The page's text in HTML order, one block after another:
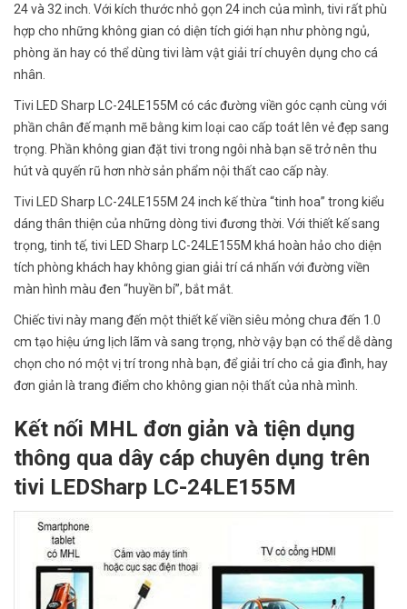
24 và 32 inch. Với kích thước nhỏ gọn 24 inch của mình, tivi rất phù
hợp cho những không gian có diện tích giới hạn như phòng ngủ,
phòng ăn hay có thể dùng tivi làm vật giải trí chuyên dụng cho cá
nhân.
Tivi LED Sharp LC-24LE155M có các đường viền góc cạnh cùng với
phần chân đế mạnh mẽ bằng kim loại cao cấp toát lên vẻ đẹp sang
trọng. Phần không gian đặt tivi trong ngôi nhà bạn sẽ trở nên thu
hút và quyến rũ hơn nhờ sản phẩm nội thất cao cấp này.
Tivi LED Sharp LC-24LE155M 24 inch kế thừa “tinh hoa” trong kiểu
dáng thân thiện của những dòng tivi đương thời. Với thiết kế sang
trọng, tinh tế, tivi LED Sharp LC-24LE155M khá hoàn hảo cho diện
tích phòng khách hay không gian giải trí cá nhấn với đường viền
màn hình màu đen “huyền bí”, bắt mắt.
Chiếc tivi này mang đến một thiết kế viền siêu mỏng chưa đến 1.0
cm tạo hiệu ứng lịch lãm và sang trọng, nhờ vậy bạn có thể dễ dàng
chọn cho nó một vị trí trong nhà bạn, để giải trí cho cả gia đình, hay
đơn giản là trang điểm cho không gian nội thất của nhà mình.
Kết nối MHL đơn giản và tiện dụng
thông qua dây cáp chuyên dụng trên
tivi LEDSharp LC-24LE155M